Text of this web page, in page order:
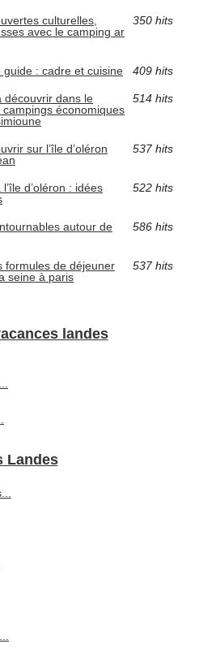
culturelles,
avec le camping ar
350 hits
: cadre et cuisine 409 hits
découvrir dans le
économiques
514 hits
sur l’île d’oléron
537 hits
d’oléron : idées
522 hits
autour de
586 hits
formules de déjeuner
seine à paris
537 hits
landes
Landes